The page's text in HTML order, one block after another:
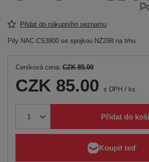
Přidat do nákupního seznamu
Pily NAC CS3800 se spojkou NZ298 na trhu
Ceníková cena: CZK 85.00
CZK 85.00 s DPH / ks.
Přidat do